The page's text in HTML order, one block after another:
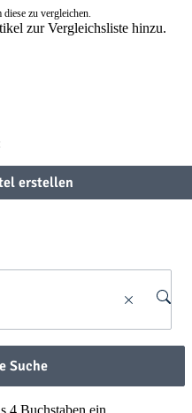
zu vergleichen.
zur Vergleichsliste hinzu.
erstellen
Suche